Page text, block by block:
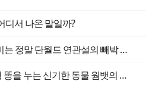
디서 나온 말일까?
[이슈점검] 뉴진스 OMG 뮤비는 정말 단월드 연관설의 빼박 증거일까
[훗] "이게 똥이라고?" 사각형 똥을 누는 신기한 동물 웜뱃의 비밀